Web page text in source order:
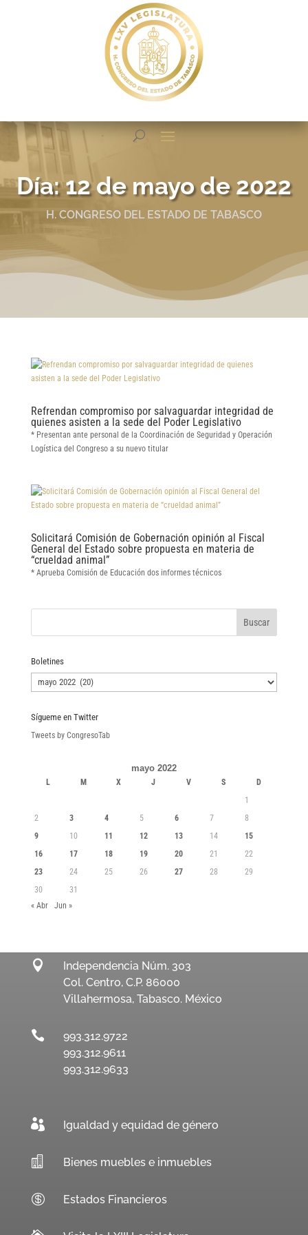
Día:12 de mayo de 2022
H. CONGRESO DEL ESTADO DE TABASCO
Refrendan compromiso por salvaguardar integridad de
quienes asisten a la sede del Poder Legislativo
* Presentan ante personal de la Coordinación de Seguridad y Operación
Logística del Congreso a su nuevo titular
Solicitará Comisión de Gobernación opinión al Fiscal
General del Estado sobre propuesta en materia de
“crueldad animal”
* Aprueba Comisión de Educación dos informes técnicos
Boletines
Boletines
Sígueme en Twitter
Tweets by CongresoTab
mayo 2022
L M X J V S
D
1
2
3 4 5 6 7
8
9
10 11 12 13 14
15
16
17 18 19 20 21
22
23
24 25 26 27 28
29
30
31
« Abr
Jun »

Independencia Núm. 303
Col. Centro, C.P. 86000
Villahermosa, Tabasco. México

993.312.9722
993.312.9611
993.312.9633
 Igualdad y equidad de género
 Bienes muebles e inmuebles
 Estados Financieros